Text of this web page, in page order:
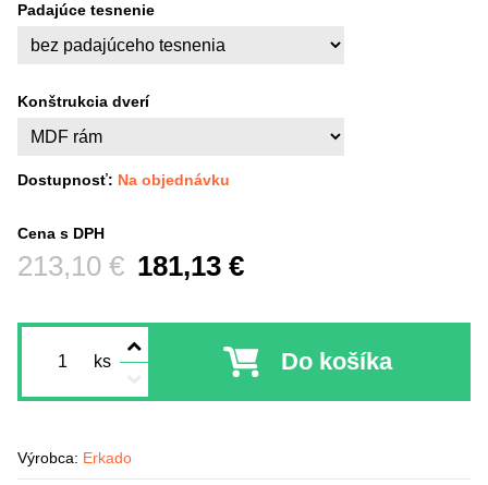
Padajúce tesnenie
Konštrukcia dverí
Dostupnosť: Na objednávku
Cena s DPH
181,13 €
Pred zľavou:
213,10 €
ks Do košíka
Výrobca: Erkado